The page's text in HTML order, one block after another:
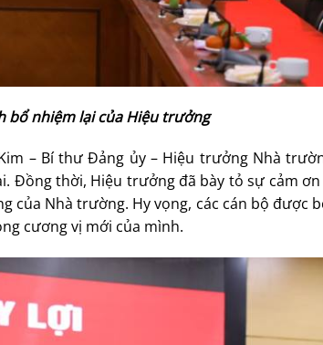
bổ nhiệm lại của Hiệu trưởng
– Bí thư Đảng ủy – Hiệu trưởng Nhà
Đồng thời, Hiệu trưởng đã bày tỏ sự cảm
của Nhà trường. Hy vọng, các cán bộ được
cương vị mới của mình.